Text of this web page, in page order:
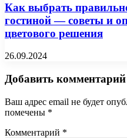
Как выбрать
гостиной — советы и
цветового решения
26.09.2024
Добавить комментарий
Ваш адрес email не будет
помечены *
Комментарий *